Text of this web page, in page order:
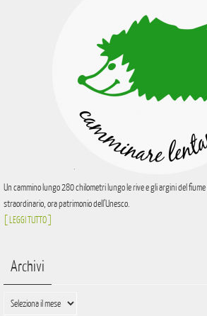
Un cammino lungo 280 chilometri lungo le rive e gli argini del
straordinario, ora patrimonio dell’Unesco.
[ LEGGI TUTTO ]
Archivi
Archivi